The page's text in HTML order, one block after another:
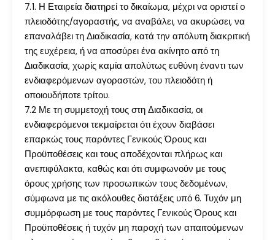
7.1. Η Εταιρεία διατηρεί το δικαίωμα, μέχρι να οριστεί ο
πλειοδότης/αγοραστής, να αναβάλει, να ακυρώσει, να
επαναλάβει τη Διαδικασία, κατά την απόλυτη διακριτική
της ευχέρεια, ή να αποσύρει ένα ακίνητο από τη
Διαδικασία, χωρίς καμία απολύτως ευθύνη έναντι των
ενδιαφερόμενων αγοραστών, του πλειοδότη ή
οποιουδήποτε τρίτου.
7.2 Με τη συμμετοχή τους στη Διαδικασία, οι
ενδιαφερόμενοι τεκμαίρεται ότι έχουν διαβάσει
επαρκώς τους παρόντες Γενικούς Όρους και
Προϋποθέσεις και τους αποδέχονται πλήρως και
ανεπιφύλακτα, καθώς και ότι συμφωνούν με τους
όρους χρήσης των προσωπικών τους δεδομένων,
σύμφωνα με τις ακόλουθες διατάξεις υπό 6. Τυχόν μη
συμμόρφωση με τους παρόντες Γενικούς Όρους και
Προϋποθέσεις ή τυχόν μη παροχή των απαιτούμενων